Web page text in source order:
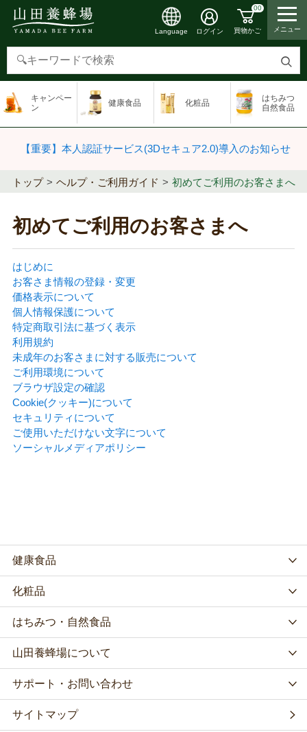
検
す
Language ログイン
00
買物かご メニュー
キャンペー
ン
健康食品 化粧品
はちみつ
自然食品
【重要】本人認証サービス(3Dセキュア2.0)導入のお知らせ
トップ ヘルプ・ご利用ガイド 初めてご利用のお客さまへ
初めてご利用のお客さまへ
はじめに
お客さま情報の登録・変更
価格表示について
個人情報保護について
特定商取引法に基づく表示
利用規約
未成年のお客さまに対する販売について
ご利用環境について
ブラウザ設定の確認
Cookie(クッキー)について
セキュリティについて
ご使用いただけない文字について
ソーシャルメディアポリシー
健康食品
化粧品
はちみつ・自然食品
山田養蜂場について
サポート・お問い合わせ
サイトマップ